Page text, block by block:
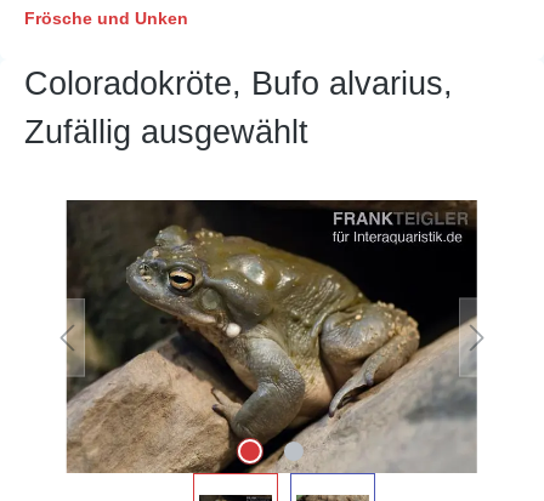
Frösche und Unken
Coloradokröte, Bufo alvarius,
Zufällig ausgewählt
Bildergalerie überspringen